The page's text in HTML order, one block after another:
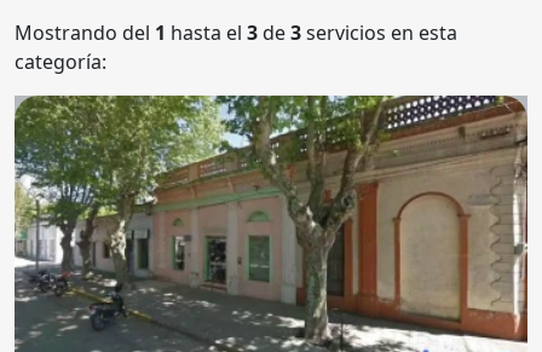
Mostrando del 1 hasta el 3de3servicios en esta
categoría: